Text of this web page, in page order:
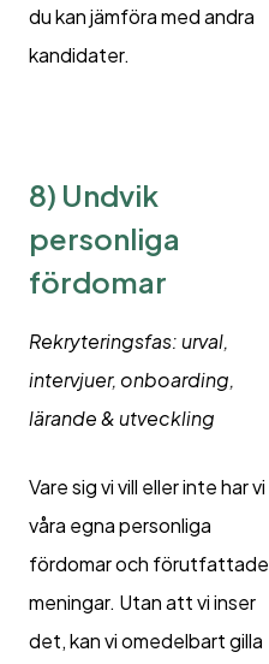
du kan jämföra med andra
kandidater.
8) Undvik
personliga
fördomar
Rekryteringsfas: urval,
intervjuer, onboarding,
lärande & utveckling
Vare sig vi vill eller inte har vi
våra egna personliga
fördomar och förutfattade
meningar. Utan att vi inser
det, kan vi omedelbart gilla